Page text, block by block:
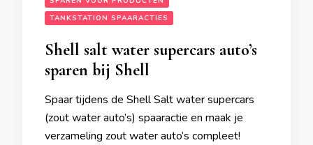
TANKSTATION SPAARACTIES
Shell salt water supercars auto’s
sparen bij Shell
Spaar tijdens de Shell Salt water supercars
(zout water auto’s) spaaractie en maak je
verzameling zout water auto’s compleet!